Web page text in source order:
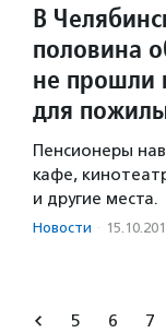
В
половина
не прошли
для
Пенсионеры
кафе,
и другие места.
Новости ·
5 6 7